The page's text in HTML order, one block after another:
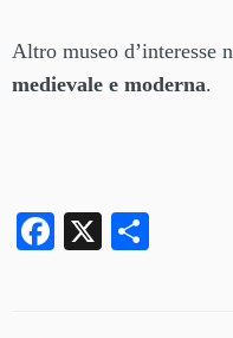
Altro museo d’interesse
medievale e moderna.
Facebook
X